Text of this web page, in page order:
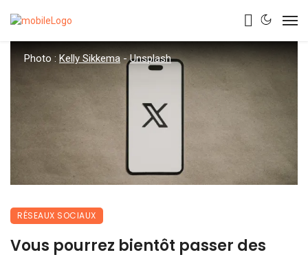
Photo : Kelly Sikkema-Unsplash
RÉSEAUX SOCIAUX
Vous pourrez bientôt passer des